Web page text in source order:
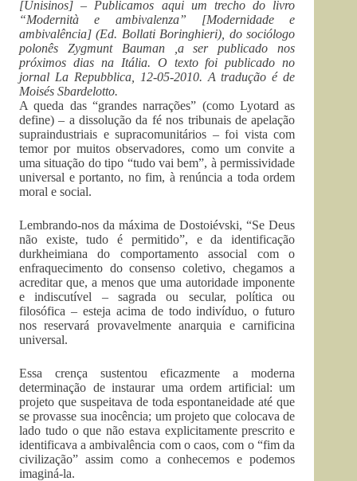
[Unisinos] – Publicamos aqui um trecho do livro
“Modernità e ambivalenza” [Modernidade e
ambivalência] (Ed. Bollati Boringhieri), do sociólogo
polonês Zygmunt Bauman ,a ser publicado nos
próximos dias na Itália. O texto foi publicado no
jornal La Repubblica, 12-05-2010. A tradução é de
Moisés Sbardelotto.
A queda das “grandes narrações” (como Lyotard as
define) – a dissolução da fé nos tribunais de apelação
supraindustriais e supracomunitários – foi vista com
temor por muitos observadores, como um convite a
uma situação do tipo “tudo vai bem”, à permissividade
universal e portanto, no fim, à renúncia a toda ordem
moral e social.
Lembrando-nos da máxima de Dostoiévski, “Se Deus
não existe, tudo é permitido”, e da identificação
durkheimiana do comportamento associal com o
enfraquecimento do consenso coletivo, chegamos a
acreditar que, a menos que uma autoridade imponente
e indiscutível – sagrada ou secular, política ou
filosófica – esteja acima de todo indivíduo, o futuro
nos reservará provavelmente anarquia e carnificina
universal.
Essa crença sustentou eficazmente a moderna
determinação de instaurar uma ordem artificial: um
projeto que suspeitava de toda espontaneidade até que
se provasse sua inocência; um projeto que colocava de
lado tudo o que não estava explicitamente prescrito e
identificava a ambivalência com o caos, com o “fim da
civilização” assim como a conhecemos e podemos
imaginá-la.